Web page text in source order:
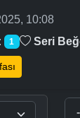
10:08
1 Seri